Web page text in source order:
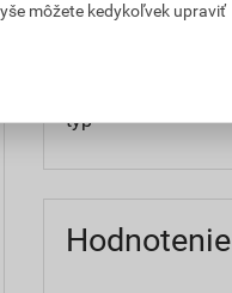
povrchová úprava
typ
Hodnotenie
môžete kedykoľvek upraviť